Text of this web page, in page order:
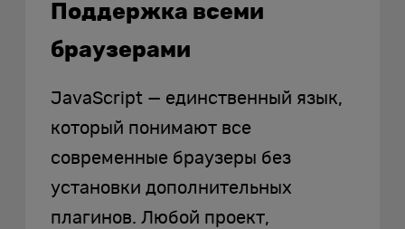
Поддержка всеми
браузерами
JavaScript — единственный язык,
который понимают все
современные браузеры без
установки дополнительных
плагинов. Любой проект,